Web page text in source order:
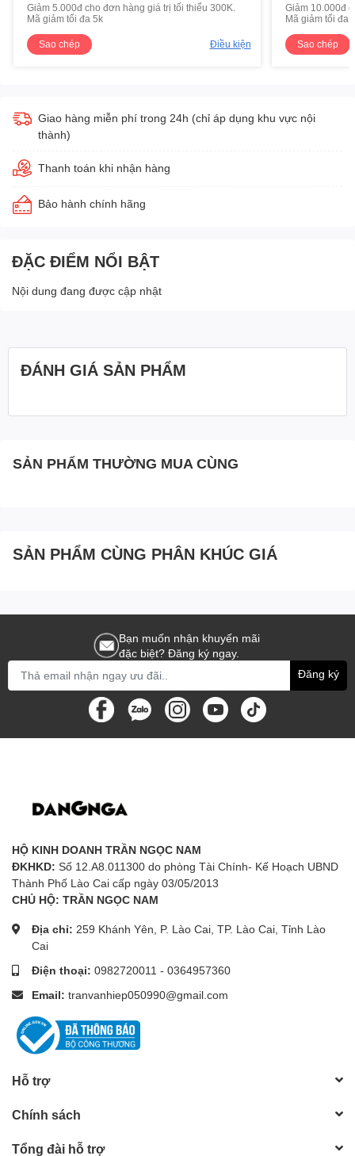
Giảm 5.000đ cho đơn hàng giá trị tối thiểu 300K.
Mã giảm tối đa 5k
Sao chép Điều kiện
Giảm 10.000đ
Mã giảm tối đa
Sao chép
Giao hàng miễn phí trong 24h (chỉ áp dụng khu vực nội
thành)
Thanh toán khi nhận hàng
Bảo hành chính hãng
ĐẶC ĐIỂM NỔI BẬT
Nội dung đang được cập nhật
ĐÁNH GIÁ SẢN PHẨM
SẢN PHẨM THƯỜNG MUA CÙNG
SẢN PHẨM CÙNG PHÂN KHÚC GIÁ
Bạn muốn nhận khuyến mãi
đặc biệt? Đăng ký ngay.
Đăng ký
HỘ KINH DOANH TRẦN NGỌC NAM
ĐKHKD: Số 12.A8.011300 do phòng Tài Chính- Kế Hoạch UBND
Thành Phố Lào Cai cấp ngày 03/05/2013
CHỦ HỘ: TRẦN NGỌC NAM
Địa chỉ: 259 Khánh Yên, P. Lào Cai, TP. Lào Cai, Tỉnh Lào
Cai
Điện thoại: 0982720011 - 0364957360
Email: tranvanhiep050990@gmail.com
Hỗ trợ
Chính sách
Tổng đài hỗ trợ